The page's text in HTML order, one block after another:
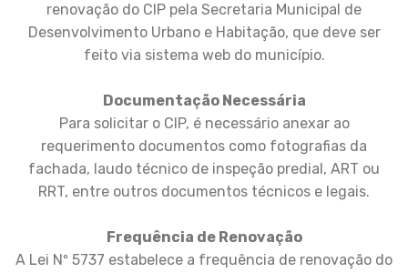
renovação do CIP pela Secretaria Municipal de
Desenvolvimento Urbano e Habitação, que deve ser
feito via sistema web do município.
Documentação Necessária
Para solicitar o CIP, é necessário anexar ao
requerimento documentos como fotografias da
fachada, laudo técnico de inspeção predial, ART ou
RRT, entre outros documentos técnicos e legais.
Frequência de Renovação
A Lei Nº 5737 estabelece a frequência de renovação do